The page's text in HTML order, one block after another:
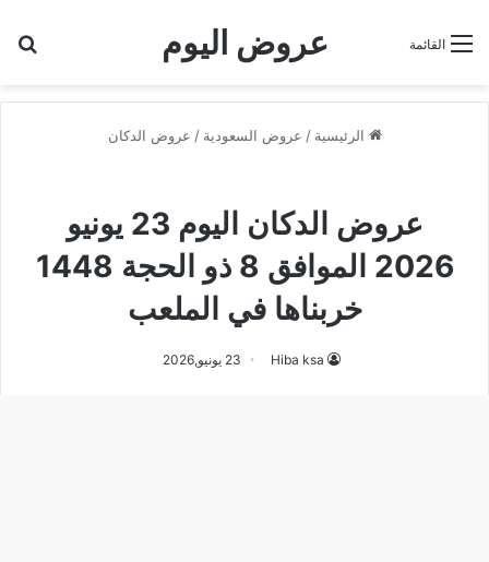
عروض اليوم القائمة
الرئيسية / عروض السعودية / عروض الدكان
عروض الدكان اليوم 23 يونيو
2026 الموافق 8 ذو الحجة 1448
خربناها في الملعب
Hiba ksa 23 يونيو,2026